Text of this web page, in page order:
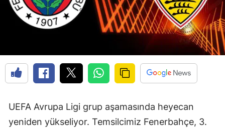
UEFA Avrupa Ligi grup aşamasında heyecan
yeniden yükseliyor. Temsilcimiz Fenerbahçe, 3.